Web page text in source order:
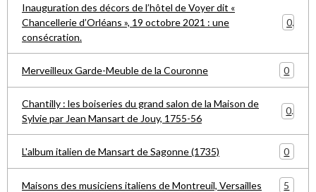
Inauguration des décors de l’hôtel de Voyer dit «
Chancellerie d’Orléans », 19 octobre 2021 : une
consécration.
0
Merveilleux Garde-Meuble de la Couronne 0
Chantilly : les boiseries du grand salon de la Maison de
Sylvie par Jean Mansart de Jouy, 1755-56
0
L'album italien de Mansart de Sagonne (1735) 0
Maisons des musiciens italiens de Montreuil, Versailles 5